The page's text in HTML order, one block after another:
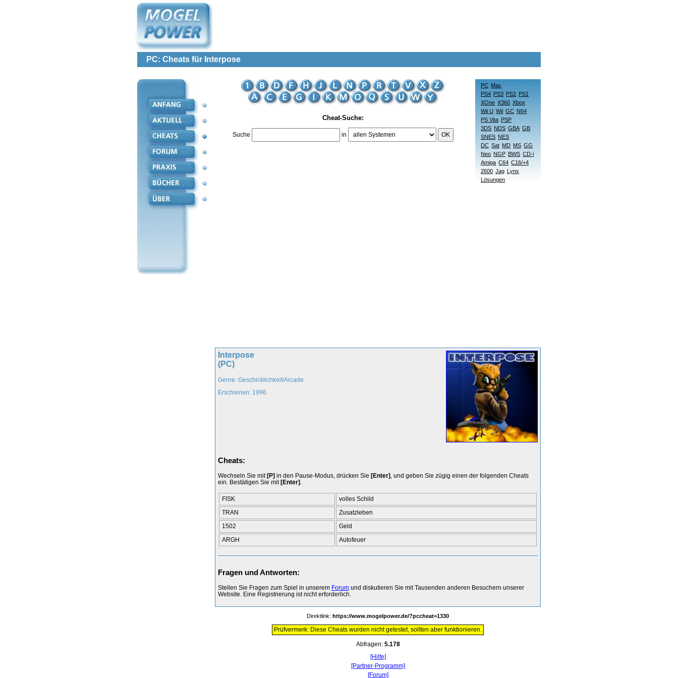
PC: Cheats für Interpose
Cheat-Suche:
Suche in OK
PC Mac
PS4 PS3 PS2 PS1
XOne X360 Xbox
Wii U Wii GC N64
PS Vita PSP
3DS NDS GBA GB
SNES NES
DC Sat MD MS GG
Neo NGP BWS CD-i
Amiga C64 C16/+4
2600 Jag Lynx
Lösungen
Interpose
(PC)
Genre: Geschicklichkeit/Arcade
Erschienen: 1996
Cheats:
Wechseln Sie mit [P] in den Pause-Modus, drücken Sie [Enter] , und geben Sie zügig einen der folgenden Cheats
ein. Bestätigen Sie mit [Enter] .
FISK
volles Schild
TRAN
Zusatzleben
1502
Geld
ARGH
Autofeuer
Fragen und Antworten:
Stellen Sie Fragen zum Spiel in unserem Forum und diskutieren Sie mit Tausenden anderen Besuchern unserer
Website. Eine Registrierung ist nicht erforderlich.
Direktlink: https://www.mogelpower.de/?pccheat=1330
Prüfvermerk: Diese Cheats wurden nicht getestet, sollten aber funktionieren.
Abfragen: 5.178
[Hilfe]
[Partner-Programm]
[Forum]